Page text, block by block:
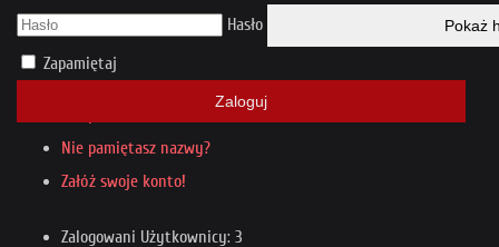
Hasło
Pokaż
Zapamiętaj
Zaloguj
Nie pamiętasz nazwy?
Załóż swoje konto!
Zalogowani Użytkownicy: 3